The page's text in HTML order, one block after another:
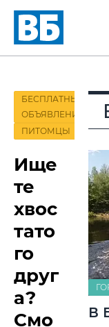
БЕСПЛАТНЫЕ
ОБЪЯВЛЕНИЯ
ПИТОМЦЫ
Ище
те
хвос
тато
го
друг
а?
Смо
В